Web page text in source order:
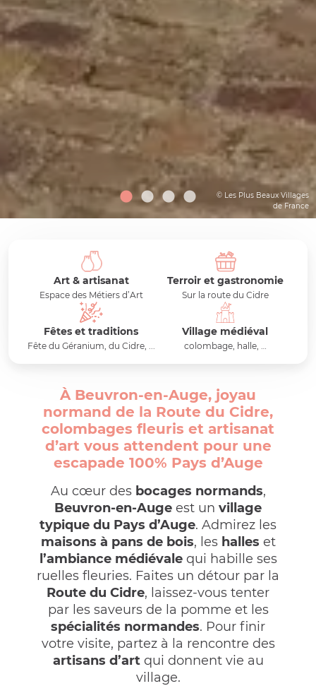
© Les Plus Beaux Villages
de France
Art & artisanat
Espace des Métiers d’Art
Terroir et gastronomie
Sur la route du Cidre
Fêtes et traditions
Fête du Géranium, du Cidre, ...
Village médiéval
colombage, halle, …
À Beuvron-en-Auge, joyau
normand de la Route du Cidre,
colombages fleuris et artisanat
d’art vous attendent pour une
escapade 100% Pays d’Auge
Au cœur des bocages normands,
Beuvron-en-Auge est un village
typique du Pays d’Auge. Admirez les
maisons à pans de bois, les halles et
l’ambiance médiévalequi habille ses
ruelles fleuries. Faites un détour par la
Route du Cidre, laissez-vous tenter
par les saveurs de la pomme et les
spécialités normandes. Pour finir
votre visite, partez à la rencontre des
artisans d’artqui donnent vie au
village.